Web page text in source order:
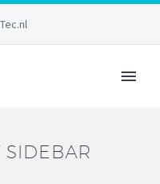
SIDEBAR